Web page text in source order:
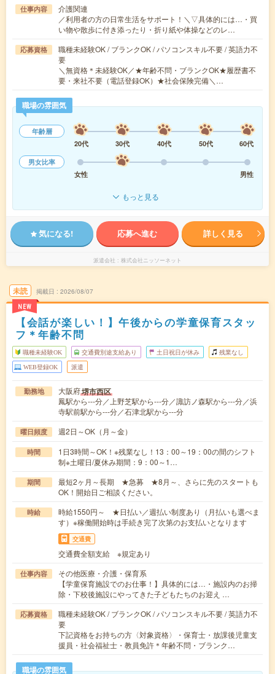
仕事内容
介護関連
／利用者の方の日常生活をサポート！＼▽具体的には…・買
い物や散歩に付き添ったり・折り紙や体操などのレ…
応募資格
職種未経験OK / ブランクOK / パソコンスキル不要 / 英語力不
要
＼無資格＊未経験OK／★年齢不問・ブランクOK★履歴書不
要・来社不要（電話登録OK）★社会保険完備＼…
職場の雰囲気
年齢層
20代
30代 40代 50代
60代
男女比率
女性
男性
もっと見る
気になる! 応募へ進む 詳しく見る
派遣会社 株式会社ニッソーネット
未読
NEW
掲載日 2026/08/07
【会話が楽しい！】午後からの学童保育スタッ
フ＊年齢不問
職種未経験OK 交通費別途支給あり 土日祝日が休み 残業なし
WEB登録OK 派遣
勤務地 大阪府堺市西区
鳳駅から---分／上野芝駅から---分／諏訪ノ森駅から---分／浜
寺駅前駅から---分／石津北駅から---分
曜日頻度 週2日～OK（月～金）
時間
1日3時間～OK！※残業なし！13：00～19：00の間のシフト
制※土曜日/夏休み期間：9：00～1…
期間
最短2ヶ月～長期 ★急募 ★8月～、さらに先のスタートも
OK！開始日ご相談ください。
時給
時給1550円～ ★日払い／週払い制度あり（月払いも選べま
す）※稼働開始時は手続き完了次第のお支払いとなります
交通費
交通費全額支給 ※規定あり
仕事内容
その他医療・介護・保育系
【学童保育施設でのお仕事！】具体的には…・施設内のお掃
除・下校後施設にやってきた子どもたちのお迎え …
応募資格
職種未経験OK / ブランクOK / パソコンスキル不要 / 英語力不
要
下記資格をお持ちの方〈対象資格〉・保育士・放課後児童支
援員・社会福祉士・教員免許＊年齢不問・ブランク…
職場の雰囲気